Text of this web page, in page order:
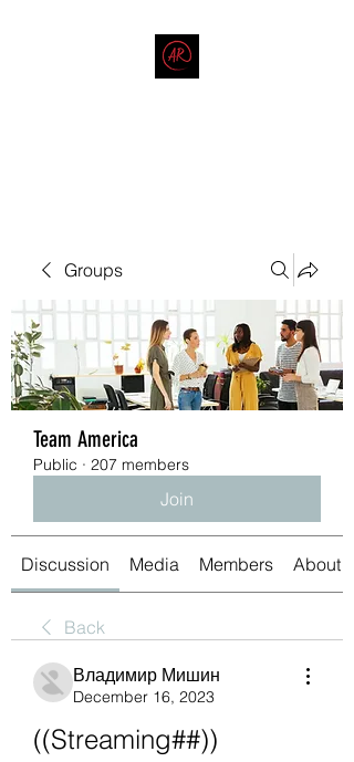
Groups
Team America
Public · 207 members
Join
Discussion Media Members About
Back
Владимир Мишин
December 16, 2023
((Streaming##))